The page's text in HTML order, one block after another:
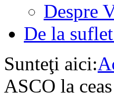
Despre
De la
Sunteţi aici:
ASCO la